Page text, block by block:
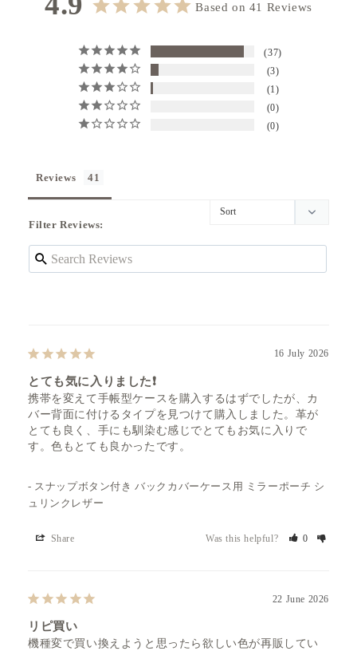
Based on 41 Reviews
37
3
1
0
0
Reviews
Filter Reviews:
16 July 2026
とても気に入りました❗️
携帯を変えて手帳型ケースを購入するはずでしたが、カ
バー背面に付けるタイプを見つけて購入しました。革が
とても良く、手にも馴染む感じでとてもお気に入りで
す。色もとても良かったです。
スナップボタン付き バックカバーケース用 ミラーポーチ シ
ュリンクレザー
Share Was this helpful? 0
22 June 2026
リピ買い
機種変で買い換えようと思ったら欲しい色が再販してい